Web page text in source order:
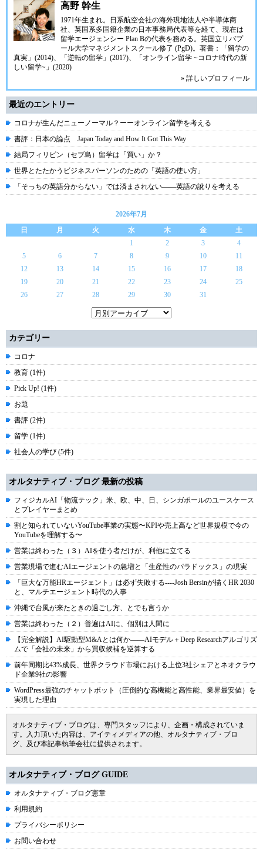
高野 幹生
1971年生まれ。日系航空会社の海外現地法人や半導体商
社、英国系多国籍企業の日本事務局代表等を経て、現在は
留学エージェンシー Plan Bの代表を務める。英国立リバプ
ール大学マネジメントスクール修了 (PgD)。著書：「留学の
真実」(2014)、「逆転の留学」(2017)、「オンライン留学 ~コロナ時代の新
しい留学~」(2020)
» 詳しいプロフィール
最近のエントリー
コロナが生んだニューノーマル？ーーオンライン留学を考える
書評：日本の論点 Japan Today and How It Got This Way
結局フィリピン（セブ島）留学は「買い」か？
世界とたたかうビジネスパーソンのための「英語の使い方」
「そっちの英語分からない」では済まされない――英語の訛りを考える
2026年7月
日
月 火 水 木 金
土
1
2 3
4
5
6 7 8 9 10
11
12
13 14 15 16 17
18
19
20 21 22 23 24
25
26
27 28 29 30 31
カテゴリー
コロナ
教育 (1件)
Pick Up! (1件)
お題
書評 (2件)
留学 (1件)
社会人の学び (5件)
オルタナティブ・ブログ 最新の投稿
フィジカルAI「物流テック」米、欧、中、日、シンガポールのユースケース
とプレイヤーまとめ
割と知られていないYouTube事業の実態〜KPIや売上高など世界規模で今の
YouTubeを理解する〜
営業は終わった（３）AIを使う者だけが、利他に立てる
営業現場で進むAIエージェントの急増と「生産性のパラドックス」の現実
「巨大な万能HRエージェント」は必ず失敗する----Josh Bersinが描くHR 2030
と、マルチエージェント時代の人事
沖縄で台風が来たときの過ごし方、とでも言うか
営業は終わった（２）普遍はAIに、個別は人間に
【完全解説】AI駆動型M&Aとは何か――AIモデル＋Deep Researchアルゴリズ
ムで「会社の未来」から買収候補を逆算する
前年同期比43%成長、世界クラウド市場における上位3社シェアとネオクラウ
ド企業9社の影響
WordPress最強のチャットボット（圧倒的な高機能と高性能、業界最安値）を
実現した理由
オルタナティブ・ブログは、専門スタッフにより、企画・構成されていま
す。入力頂いた内容は、アイティメディアの他、オルタナティブ・ブロ
グ、及び本記事執筆会社に提供されます。
オルタナティブ・ブログ GUIDE
オルタナティブ・ブログ憲章
利用規約
プライバシーポリシー
お問い合わせ